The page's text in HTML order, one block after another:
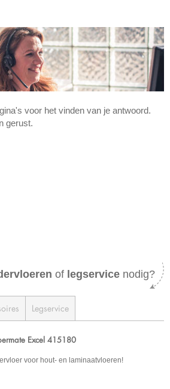
voor het vinden van je antwoord.
gerust.
of legservice nodig?
Legservice
Excel 415180
voor hout- en laminaatvloeren!